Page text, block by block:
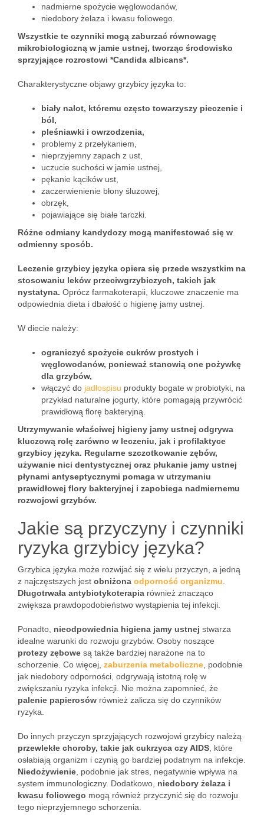
nadmierne spożycie węglowodanów,
niedobory żelaza i kwasu foliowego.
Wszystkie te czynniki mogą zaburzać równowagę
mikrobiologiczną w jamie ustnej, tworząc środowisko
sprzyjające rozrostowi *Candida albicans*.
Charakterystyczne objawy grzybicy języka to:
biały nalot, któremu często towarzyszy pieczenie i
ból,
pleśniawki i owrzodzenia,
problemy z przełykaniem,
nieprzyjemny zapach z ust,
uczucie suchości w jamie ustnej,
pękanie kącików ust,
zaczerwienienie błony śluzowej,
obrzęk,
pojawiające się białe tarczki.
Różne odmiany kandydozy mogą manifestować się w
odmienny sposób.
Leczenie grzybicy języka opiera się przede wszystkim na
stosowaniu leków przeciwgrzybiczych, takich jak
nystatyna. Oprócz farmakoterapii, kluczowe znaczenie ma
odpowiednia dieta i dbałość o higienę jamy ustnej.
W diecie należy:
ograniczyć spożycie cukrów prostych i
węglowodanów, ponieważ stanowią one pożywkę
dla grzybów,
włączyć do jadłospisu produkty bogate w probiotyki, na
przykład naturalne jogurty, które pomagają przywrócić
prawidłową florę bakteryjną.
Utrzymywanie właściwej higieny jamy ustnej odgrywa
kluczową rolę zarówno w leczeniu, jak i profilaktyce
grzybicy języka. Regularne szczotkowanie zębów,
używanie nici dentystycznej oraz płukanie jamy ustnej
płynami antyseptycznymi pomaga w utrzymaniu
prawidłowej flory bakteryjnej i zapobiega nadmiernemu
rozwojowi grzybów.
Jakie są przyczyny i czynniki
ryzyka grzybicy języka?
Grzybica języka może rozwijać się z wielu przyczyn, a jedną
z najczęstszych jest obniżona odporność organizmu
Długotrwała antybiotykoterapia również znacząco
zwiększa prawdopodobieństwo wystąpienia tej infekcji.
Ponadto, nieodpowiednia higiena jamy ustnej stwarza
idealne warunki do rozwoju grzybów. Osoby noszące
protezy zębowe są także bardziej narażone na to
schorzenie. Co więcej, zaburzenia metaboliczne , podobnie
jak niedobory odporności, odgrywają istotną rolę w
zwiększaniu ryzyka infekcji. Nie można zapomnieć, że
palenie papierosów również zalicza się do czynników
ryzyka.
Do innych przyczyn sprzyjających rozwojowi grzybicy należą
przewlekłe choroby, takie jak cukrzyca czy AIDS , które
osłabiają organizm i czynią go bardziej podatnym na infekcje.
Niedożywienie , podobnie jak stres, negatywnie wpływa na
system immunologiczny. Dodatkowo, niedobory żelaza i
kwasu foliowego mogą również przyczynić się do rozwoju
tego nieprzyjemnego schorzenia.